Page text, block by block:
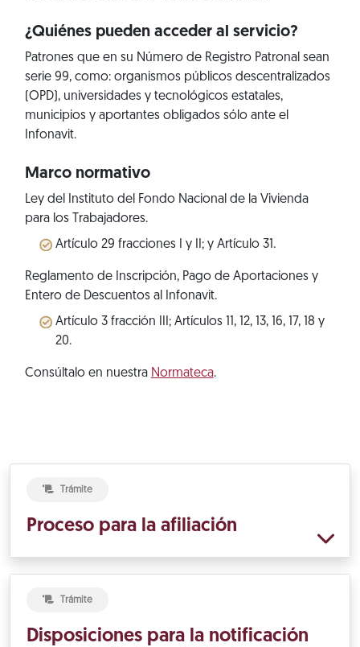
¿Quiénes pueden acceder al servicio?
Patrones que en su Número de Registro Patronal sean
serie 99, como: organismos públicos descentralizados
(OPD), universidades y tecnológicos estatales,
municipios y aportantes obligados sólo ante el
Infonavit.
Marco normativo
Ley del Instituto del Fondo Nacional de la Vivienda
para los Trabajadores.
Artículo 29 fracciones I y II; y Artículo 31.
Reglamento de Inscripción, Pago de Aportaciones y
Entero de Descuentos al Infonavit.
Artículo 3 fracción III; Artículos 11, 12, 13, 16, 17, 18 y
20.
Consúltalo en nuestra Normateca.
Trámite
Proceso para la afiliación
Trámite
Disposiciones para la notificación